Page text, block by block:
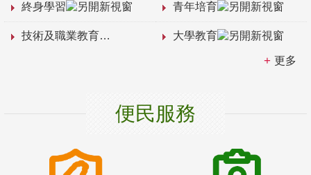
終身學習 青年培育
技術及職業教育 大學教育
更多
便民服務